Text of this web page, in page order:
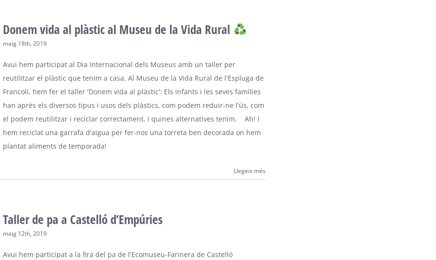
Donem vida al plàstic al Museu de la Vida Rural
maig 18th, 2019
Avui hem participat al Dia Internacional dels Museus amb un taller per
reutilitzar el plàstic que tenim a casa. Al Museu de la Vida Rural de l'Espluga de
Francolí, hem fer el taller 'Donem vida al plàstic': Els infants i les seves famílies
han après els diversos tipus i usos dels plàstics, com podem reduir-ne l'ús, com
el podem reutilitzar i reciclar correctament, i quines alternatives tenim. Ah! I
hem reciclat una garrafa d'aigua per fer-nos una torreta ben decorada on hem
plantat aliments de temporada!
Llegeix més
Taller de pa a Castelló d’Empúries
maig 12th, 2019
Avui hem participat a la fira del pa de l'Ecomuseu-Farinera de Castelló